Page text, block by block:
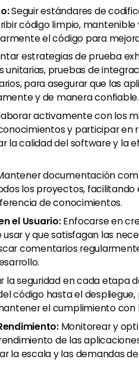
Seguir estándares de
código limpio, mantenible
el código para
estrategias de prueba
unitarias, pruebas de
para asegurar que las
y de manera confiable.
activamente con los
y participar en
la calidad del software y la
documentación
los proyectos,
de conocimientos.
el Usuario:Enfocarse en
y que satisfagan las
comentarios
la seguridad en cada etapa
código hasta el
el cumplimiento con
Monitorear y
de las
la escala y las demandas